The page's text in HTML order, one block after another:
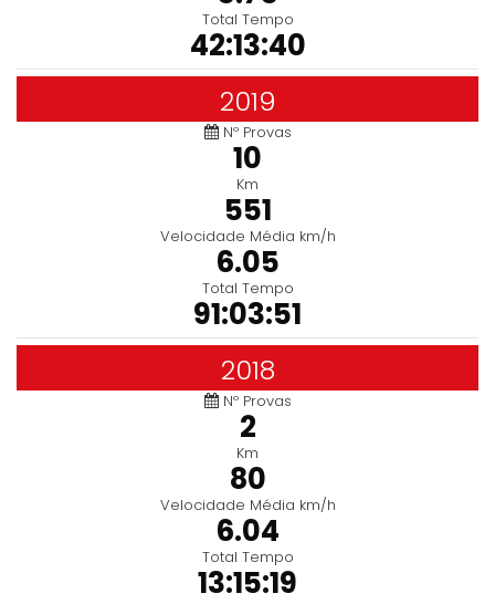
Total Tempo
42:13:40
2019
Nº Provas
10
Km
551
Velocidade Média km/h
6.05
Total Tempo
91:03:51
2018
Nº Provas
2
Km
80
Velocidade Média km/h
6.04
Total Tempo
13:15:19